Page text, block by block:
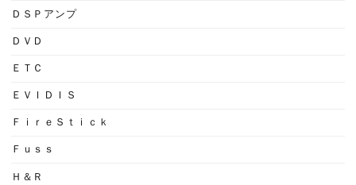
ＤＳＰアンプ
ＤＶＤ
ＥＴＣ
ＥＶＩＤＩＳ
ＦｉｒｅＳｔｉｃｋ
Ｆｕｓｓ
Ｈ＆Ｒ